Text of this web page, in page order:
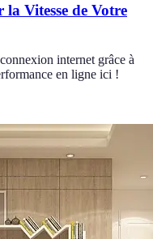
Vitesse de Votre
internet grâce à
en ligne ici !